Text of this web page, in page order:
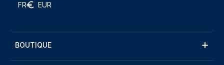
FR EUR
BOUTIQUE